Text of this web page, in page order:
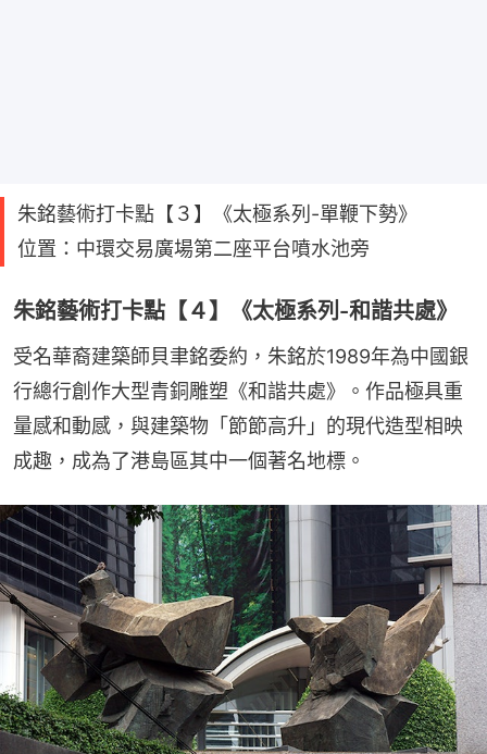
朱銘藝術打卡點【３】《太極系列-單鞭下勢》
位置：中環交易廣場第二座平台噴水池旁
朱銘藝術打卡點【４】《太極系列-和諧共處》
受名華裔建築師貝聿銘委約，朱銘於1989年為中國銀
行總行創作大型青銅雕塑《和諧共處》。作品極具重
量感和動感，與建築物「節節高升」的現代造型相映
成趣，成為了港島區其中一個著名地標。